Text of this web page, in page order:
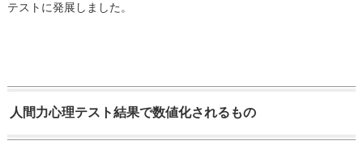
テストに発展しました。
人間力心理テスト結果で数値化されるもの